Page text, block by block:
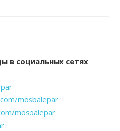
в социальных сетях
mosbalepar
mosbalepar